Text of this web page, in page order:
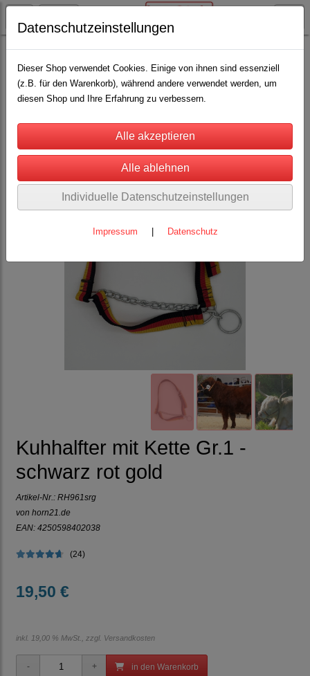
Rinderhaltung
Halfter für Rinder, Kühe, Kälber, Bullen
Nylonhalfter MIT Kette oder Zugband
Kuhhalfter Gr.1 - 4cm breiter Gurt(9)
Kuhhalfter mit Kette Gr.1 -
schwarz rot gold
Artikel-Nr.: RH961srg
von horn21.de
EAN: 4250598402038
(24)
19,50 €
inkl. 19,00 % MwSt., zzgl. Versandkosten
in den Warenkorb
Datenschutzeinstellungen
Dieser Shop verwendet Cookies. Einige von ihnen sind essenziell
(z.B. für den Warenkorb), während andere verwendet werden, um
diesen Shop und Ihre Erfahrung zu verbessern.
Individuelle Datenschutzeinstellungen
Impressum Datenschutz